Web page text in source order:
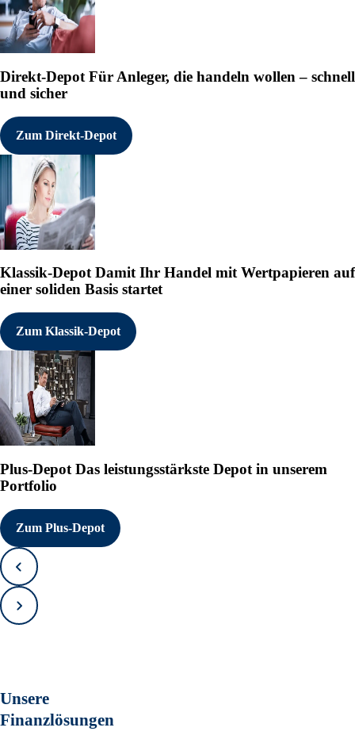
Direkt-Depot Für Anleger, die handeln wollen – schnell
und sicher
Zum Direkt-Depot
Klassik-DepotDamit Ihr Handel mit Wertpapieren auf
einer soliden Basis startet
Zum Klassik-Depot
Plus-Depot Das leistungsstärkste Depot in unserem
Portfolio
Zum Plus-Depot
Zurück
Vorwärts
Unsere
Finanzlösungen